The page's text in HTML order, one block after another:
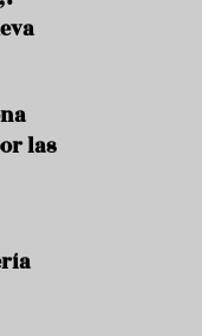
s
r
a
n
F
las